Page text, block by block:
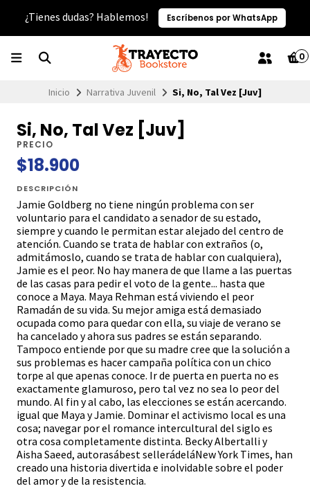
¿Tienes dudas? Hablemos! Escríbenos por WhatsApp
0
Inicio Narrativa Juvenil Si, No, Tal Vez [Juv]
Si, No, Tal Vez [Juv]
PRECIO
$18.900
DESCRIPCIÓN
Jamie Goldberg no tiene ningún problema con ser
voluntario para el candidato a senador de su estado,
siempre y cuando le permitan estar alejado del centro de
atención. Cuando se trata de hablar con extraños (o,
admitámoslo, cuando se trata de hablar con cualquiera),
Jamie es el peor. No hay manera de que llame a las puertas
de las casas para pedir el voto de la gente... hasta que
conoce a Maya. Maya Rehman está viviendo el peor
Ramadán de su vida. Su mejor amiga está demasiado
ocupada como para quedar con ella, su viaje de verano se
ha cancelado y ahora sus padres se están separando.
Tampoco entiende por que su madre cree que la solución a
sus problemas es hacer campaña política con un chico
torpe al que apenas conoce. Ir de puerta en puerta no es
exactamente glamuroso, pero tal vez no sea lo peor del
mundo. Al fin y al cabo, las elecciones se están acercando.
igual que Maya y Jamie. Dominar el activismo local es una
cosa; navegar por el romance intercultural del siglo es
otra cosa completamente distinta. Becky Albertalli y
Aisha Saeed, autorasábest sellerádeláNew York Times, han
creado una historia divertida e inolvidable sobre el poder
del amor y de la resistencia.